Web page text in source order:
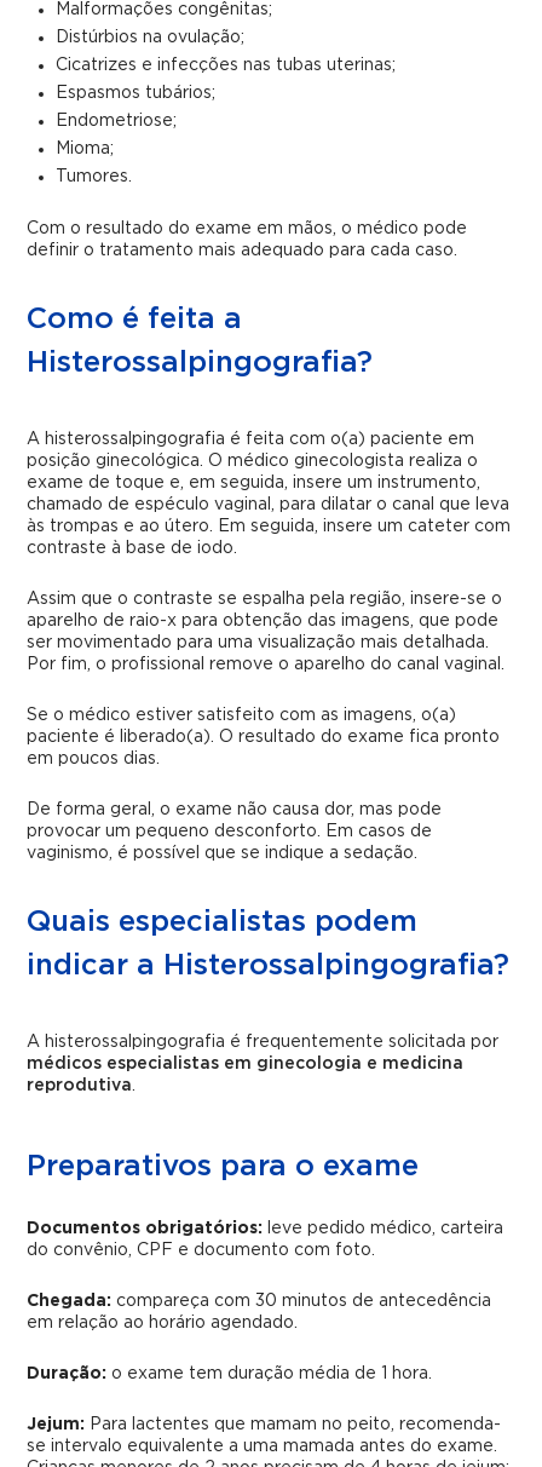
Malformações congênitas;
Distúrbios na ovulação;
Cicatrizes e infecções nas tubas uterinas;
Espasmos tubários;
Endometriose;
Mioma;
Tumores.
Com o resultado do exame em mãos, o médico pode
definir o tratamento mais adequado para cada caso.
Como é feita a
Histerossalpingografia?
A histerossalpingografia é feita com o(a) paciente em
posição ginecológica. O médico ginecologista realiza o
exame de toque e, em seguida, insere um instrumento,
chamado de espéculo vaginal, para dilatar o canal que leva
às trompas e ao útero. Em seguida, insere um cateter com
contraste à base de iodo.
Assim que o contraste se espalha pela região, insere-se o
aparelho de raio-x para obtenção das imagens, que pode
ser movimentado para uma visualização mais detalhada.
Por fim, o profissional remove o aparelho do canal vaginal.
Se o médico estiver satisfeito com as imagens, o(a)
paciente é liberado(a). O resultado do exame fica pronto
em poucos dias.
De forma geral, o exame não causa dor, mas pode
provocar um pequeno desconforto. Em casos de
vaginismo, é possível que se indique a sedação.
Quais especialistas podem
indicar a Histerossalpingografia?
A histerossalpingografia é frequentemente solicitada por
médicos especialistas em ginecologia e medicina
reprodutiva.
Preparativos para o exame
Documentos obrigatórios:
leve pedido médico, carteira
do convênio, CPF e documento com foto.
Chegada: compareça com 30 minutos de antecedência
em relação ao horário agendado.
Duração: o exame tem duração média de 1 hora.
Jejum: Para lactentes que mamam no peito, recomenda-
se intervalo equivalente a uma mamada antes do exame.